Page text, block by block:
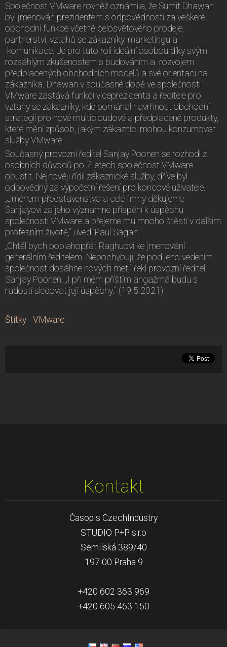
Společnost VMware rovněž oznámila, že Sumit Dhawan
byl jmenován prezidentem s odpovědností za veškeré
obchodní funkce včetně celosvětového prodeje,
partnerství, vztahů se zákazníky, marketingu a
komunikace. Je pro tuto roli ideální osobou díky svým
rozsáhlým zkušenostem s budováním a rozvojem
předplacených obchodních modelů a své orientaci na
zákazníka. Dhawan v současné době ve společnosti
VMware zastává funkci viceprezidenta a ředitele pro
vztahy se zákazníky, kde pomáhal navrhnout obchodní
strategii pro nové multicloudové a předplacené produkty,
které mění způsob, jakým zákazníci mohou konzumovat
služby VMware.
Současný provozní ředitel Sanjay Poonen se rozhodl z
osobních důvodů po 7 letech společnost VMware
opustit. Nejnověji řídil zákaznické služby, dříve byl
odpovědný za výpočetní řešení pro koncové uživatele.
„Jménem představenstva a celé firmy děkujeme
Sanjayovi za jeho významné přispění k úspěchu
společnosti VMware a přejeme mu mnoho štěstí v dalším
profesním životě,“ uvedl Paul Sagan.
„Chtěl bych poblahopřát Raghuovi ke jmenování
generálním ředitelem. Nepochybuji, že pod jeho vedením
společnost dosáhne nových met,“ řekl provozní ředitel
Sanjay Poonen. „I při mém příštím angažmá budu s
radostí sledovat její úspěchy.“ (19.5.2021)
Štítky: VMware
Kontakt
Časopis CzechIndustry
STUDIO P+P s.r.o
Semilská 389/40
197 00 Praha 9
+420 602 363 969
+420 605 463 150